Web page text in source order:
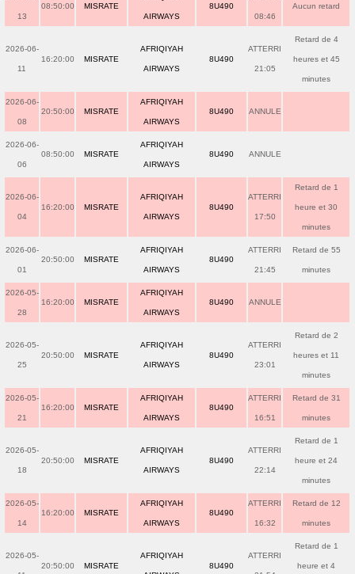
13
08:50:00 MISRATE
AIRWAYS
8U490
08:46
Aucun retard
2026-06-
11
16:20:00 MISRATE
AFRIQIYAH
AIRWAYS
8U490
ATTERRI
21:05
Retard de 4
heures et 45
minutes
2026-06-
08
20:50:00 MISRATE
AFRIQIYAH
AIRWAYS
8U490 ANNULE
2026-06-
06
08:50:00 MISRATE
AFRIQIYAH
AIRWAYS
8U490 ANNULE
2026-06-
04
16:20:00 MISRATE
AFRIQIYAH
AIRWAYS
8U490
ATTERRI
17:50
Retard de 1
heure et 30
minutes
2026-06-
01
20:50:00 MISRATE
AFRIQIYAH
AIRWAYS
8U490
ATTERRI
21:45
Retard de 55
minutes
2026-05-
28
16:20:00 MISRATE
AFRIQIYAH
AIRWAYS
8U490 ANNULE
2026-05-
25
20:50:00 MISRATE
AFRIQIYAH
AIRWAYS
8U490
ATTERRI
23:01
Retard de 2
heures et 11
minutes
2026-05-
21
16:20:00 MISRATE
AFRIQIYAH
AIRWAYS
8U490
ATTERRI
16:51
Retard de 31
minutes
2026-05-
18
20:50:00 MISRATE
AFRIQIYAH
AIRWAYS
8U490
ATTERRI
22:14
Retard de 1
heure et 24
minutes
2026-05-
14
16:20:00 MISRATE
AFRIQIYAH
AIRWAYS
8U490
ATTERRI
16:32
Retard de 12
minutes
2026-05-
20:50:00 MISRATE
AFRIQIYAH
8U490
ATTERRI
Retard de 1
heure et 4